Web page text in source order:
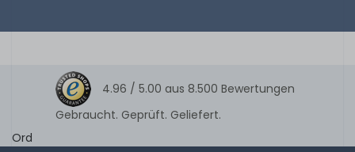
4.96 / 5.00 aus 8.500 Bewertungen
Gebraucht. Geprüft. Geliefert.
Ord